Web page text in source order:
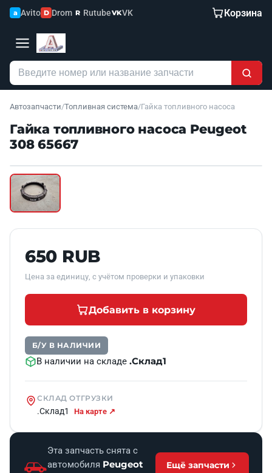
a Avito D Drom R RutubeVKVK Корзина
Автозапчасти/Топливная система/Гайка топливного насоса
Гайка топливного насоса Peugeot
308 65667
Б/У В НАЛИЧИИ
650 RUB
Цена за единицу, с учётом проверки и упаковки
Добавить в корзину
Б/У В НАЛИЧИИ
В наличии на складе .Склад1
СКЛАД ОТГРУЗКИ
.Склад1 На карте ↗
Эта запчасть снята с
автомобиля Peugeot
Ещё запчасти